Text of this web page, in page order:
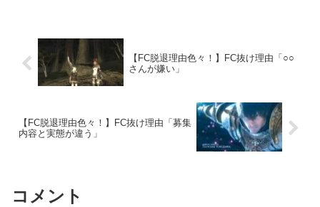
【FC脱退理由色々！】FC抜け理由「○○
さんが嫌い」
【FC脱退理由色々！】FC抜け理由「募集
内容と実態が違う」
コメント